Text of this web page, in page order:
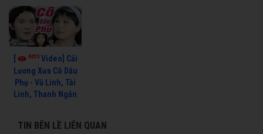
[ 4015 Video] Cải
Lương Xưa Cô Dâu
Phụ - Vũ Linh, Tài
Linh, Thanh Ngân
TIN BÊN LỀ LIÊN QUAN